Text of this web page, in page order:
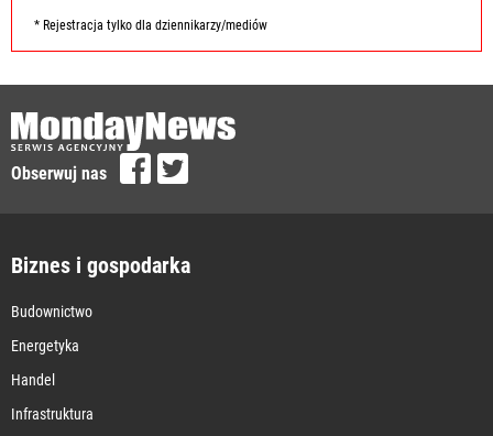
* Rejestracja tylko dla dziennikarzy/mediów
Obserwuj nas
Biznes i gospodarka
Budownictwo
Energetyka
Handel
Infrastruktura